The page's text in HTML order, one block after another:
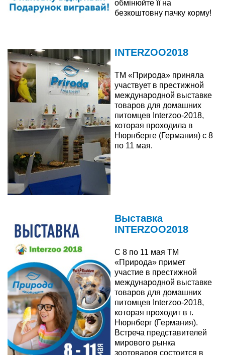
обмінюйте її на
безкоштовну пачку корму!
INTERZOO2018
ТМ «Природа» приняла
участвует в престижной
международной выставке
товаров для домашних
питомцев Interzoo-2018,
которая проходила в
Нюрнберге (Германия) с 8
по 11 мая.
Выставка
INTERZOO2018
С 8 по 11 мая ТМ
«Природа» примет
участие в престижной
международной выставке
товаров для домашних
питомцев Interzoo-2018,
которая проходит в г.
Нюрнберг (Германия).
Встреча представителей
мирового рынка
зоотоваров состоится в